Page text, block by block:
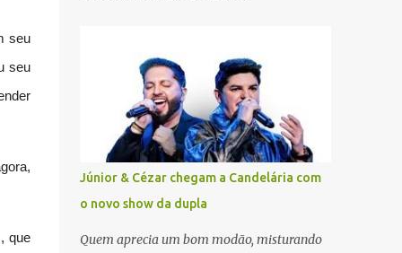
seu
seu
que
Júnior & Cézar chegam a Candelária com
o novo show da dupla
Quem aprecia um bom modão, misturando